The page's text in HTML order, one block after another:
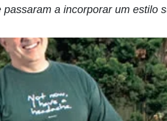
passaram a incorporar um estilo